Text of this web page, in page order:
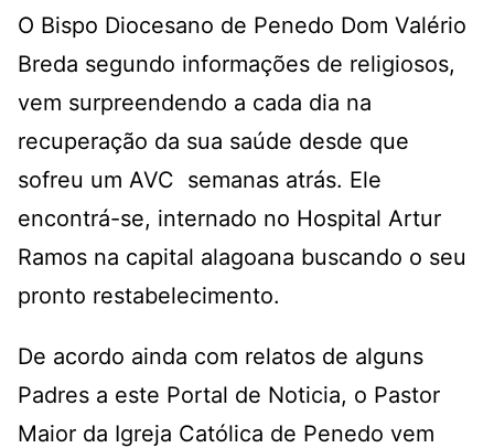
O Bispo Diocesano de Penedo Dom Valério
Breda segundo informações de religiosos,
vem surpreendendo a cada dia na
recuperação da sua saúde desde que
sofreu um AVC semanas atrás. Ele
encontrá-se, internado no Hospital Artur
Ramos na capital alagoana buscando o seu
pronto restabelecimento.
De acordo ainda com relatos de alguns
Padres a este Portal de Noticia, o Pastor
Maior da Igreja Católica de Penedo vem